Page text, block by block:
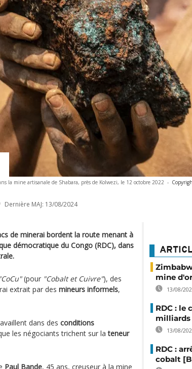
la mine artisanale de Shabara, près de Kolwezi, le 12 octobre 2022 -
Dernière MAJ: 13/08/2024
de minerai bordent la route menant à
démocratique du Congo (RDC), dans
"CoCu"(pour "Cobalt et Cuivre"), des
extrait par des mineurs informels,
dans des conditions
les négociants trichent sur lateneur
Paul Bande, 45 ans, creuseur à la mine
mine
13/08/
RDC : le
milliards
13/08/
RDC :
cobalt